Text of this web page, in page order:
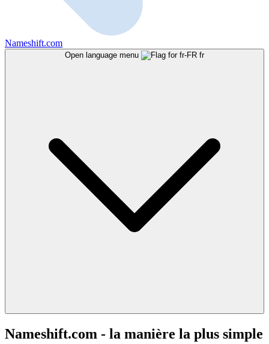
Nameshift.com
Open language menu fr
Nameshift.com - la manière la plus simple